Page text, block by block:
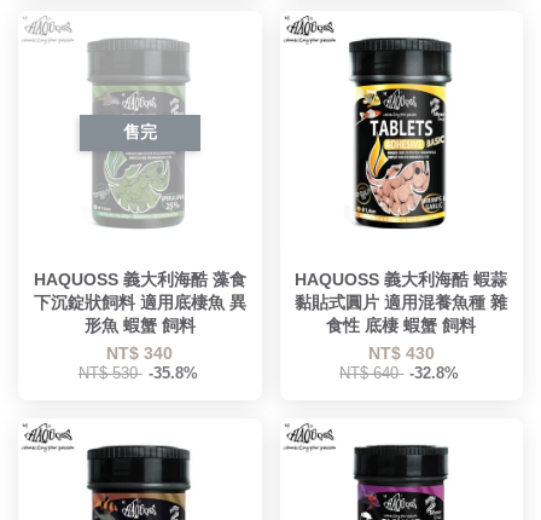
售完
HAQUOSS 義大利海酷 藻食
下沉錠狀飼料 適用底棲魚 異
形魚 蝦蟹 飼料
NT$ 340
NT$ 530 -35.8%
HAQUOSS 義大利海酷 蝦蒜
黏貼式圓片 適用混養魚種 雜
食性 底棲 蝦蟹 飼料
NT$ 430
NT$ 640 -32.8%